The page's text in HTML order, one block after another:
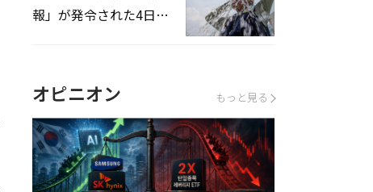
報」が発令された4日、
オピニオン もっと見る